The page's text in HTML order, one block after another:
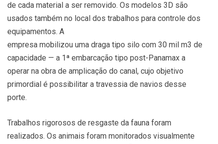
de cada material a ser removido. Os modelos 3D são
usados também no local dos trabalhos para controle dos
equipamentos. A
empresa mobilizou uma draga tipo silo com 30 mil m3 de
capacidade — a 1ª embarcação tipo post-Panamax a
operar na obra de amplicação do canal, cujo objetivo
primordial é possibilitar a travessia de navios desse
porte.
Trabalhos rigorosos de resgaste da fauna foram
realizados. Os animais foram monitorados visualmente